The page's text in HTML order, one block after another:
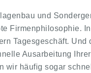
und
Firmenphilosophie.
Tagesgeschäft. Und
Ausarbeitung
wir häufig sogar